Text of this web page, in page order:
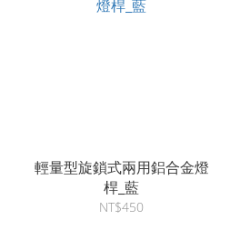
輕量型旋鎖式兩用鋁合金燈
桿_藍
NT$450